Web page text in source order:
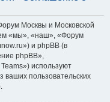
Москвы и Московской
«мы», «наш», «Форум
и phpBB (в
phpBB»,
используют
пользовательских